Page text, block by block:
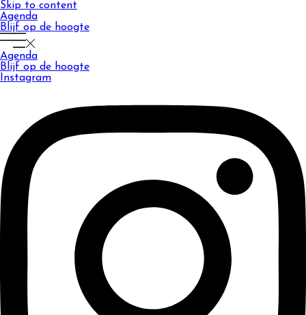
Skip to content
Agenda
Blijf op de hoogte
Agenda
Blijf op de hoogte
Instagram